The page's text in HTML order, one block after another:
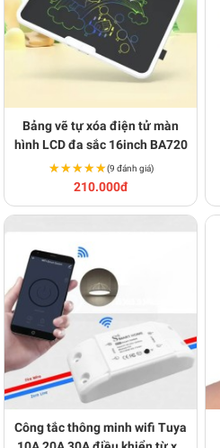
Bảng vẽ tự xóa điện tử màn
hình LCD đa sắc 16inch BA720
★★★★★
★★★★★(9 đánh giá)
210.000đ
Công tắc thông minh wifi Tuya